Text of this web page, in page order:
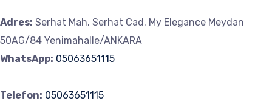
Adres: Serhat Mah. Serhat Cad. My Elegance Meydan
50AG/84 Yenimahalle/ANKARA
WhatsApp: 05063651115
Telefon: 05063651115